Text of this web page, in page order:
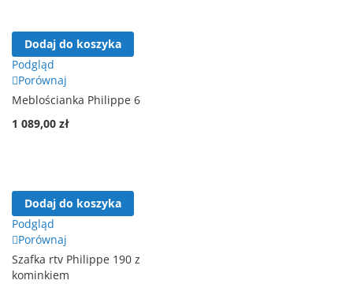
Dodaj do koszyka
Podgląd
Porównaj
Meblościanka Philippe 6
1 089,00 zł
Dodaj do koszyka
Podgląd
Porównaj
Szafka rtv Philippe 190 z
kominkiem